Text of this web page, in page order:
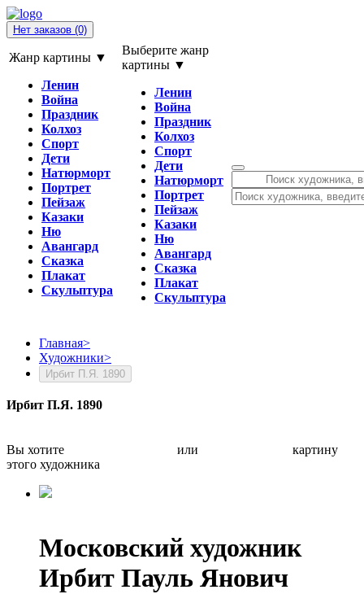
Нет заказов (0)
Жанр картины ▼
Ленин
Война
Праздник
Колхоз
Спорт
Дети
Натюрморт
Портрет
Пейзаж
Казаки
Ню
Авангард
Сказка
Плакат
Скульптура
Выберите жанр
картины ▼
Ленин
Война
Праздник
Колхоз
Спорт
Дети
Натюрморт
Портрет
Пейзаж
Казаки
Ню
Авангард
Сказка
Плакат
Скульптура
Главная>
Художники>
Ирбит П.Я. 1890
Ирбит П.Я. 1890
Вы хотите или
картину
этого художника
Московский художник
Ирбит Пауль Янович